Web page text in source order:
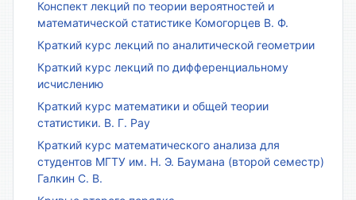
Конспект лекций по теории вероятностей и
математической статистике Комогорцев В. Ф.
Краткий курс лекций по аналитической геометрии
Краткий курс лекций по дифференциальному
исчислению
Краткий курс математики и общей теории
статистики. В. Г. Рау
Краткий курс математического анализа для
студентов МГТУ им. Н. Э. Баумана (второй семестр)
Галкин С. В.